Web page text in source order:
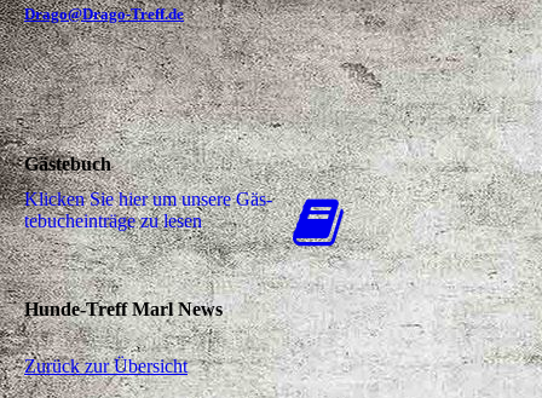
Drago@Drago-Treff.de
Gästebuch
Klicken Sie hier um unsere Gäs­
te­buch­ein­trä­ge zu lesen
Hunde-Treff Marl News
Zurück zur Übersicht